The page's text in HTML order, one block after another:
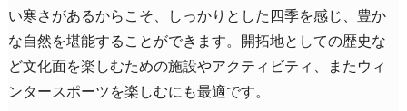
い寒さがあるからこそ、しっかりとした四季を感じ、豊か
な自然を堪能することができます。開拓地としての歴史な
ど文化面を楽しむための施設やアクティビティ、またウィ
ンタースポーツを楽しむにも最適です。